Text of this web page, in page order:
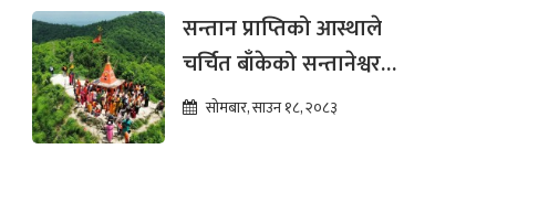
सन्तान प्राप्तिको आस्थाले
चर्चित बाँकेको सन्तानेश्वर
महादेव, पूर्वाधार विकासको
सोमबार, साउन १८, २०८३